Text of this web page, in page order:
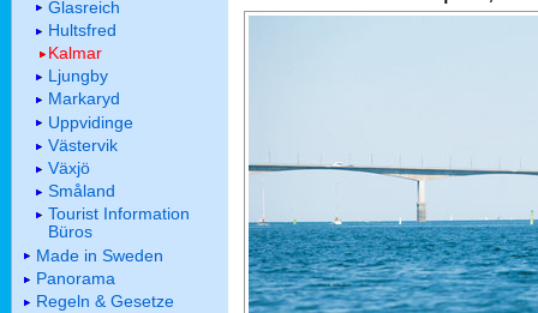
Glasreich
Hultsfred
Kalmar
Ljungby
Markaryd
Uppvidinge
Västervik
Växjö
Småland
Tourist Information
Büros
Made in Sweden
Panorama
Regeln & Gesetze